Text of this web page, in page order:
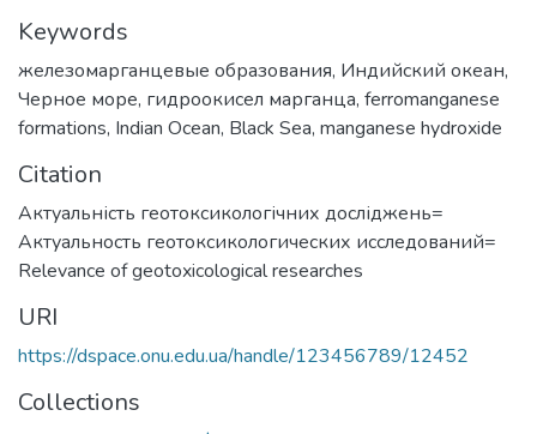
Keywords
железомарганцевые образования, Индийский океан,
Черное море, гидроокисел марганца, ferromanganese
formations, Indian Ocean, Black Sea, manganese hydroxide
Citation
Актуальність геотоксикологічних досліджень=
Актуальность геотоксикологических исследований=
Relevance of geotoxicological researches
URI
https://dspace.onu.edu.ua/handle/123456789/12452
Collections